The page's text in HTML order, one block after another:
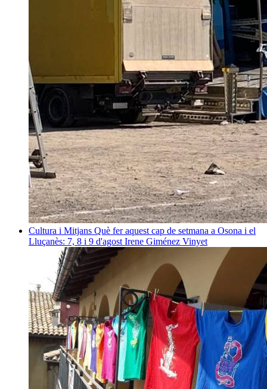
Cultura i Mitjans Què fer aquest cap de setmana a Osona i el
Lluçanès: 7, 8 i 9 d'agost Irene Giménez Vinyet